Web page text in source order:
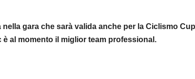
gara che sarà valida anche per la Ciclismo
al momento il miglior team professional.